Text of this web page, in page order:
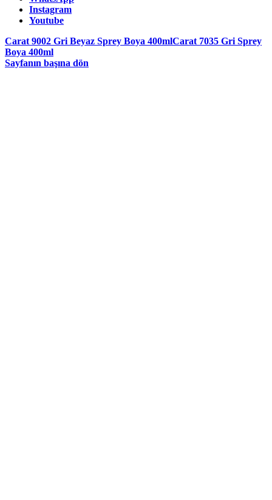
Instagram
Youtube
Carat 9002 Gri Beyaz Sprey Boya 400mlCarat 7035 Gri Sprey
Boya 400ml
Sayfanın başına dön